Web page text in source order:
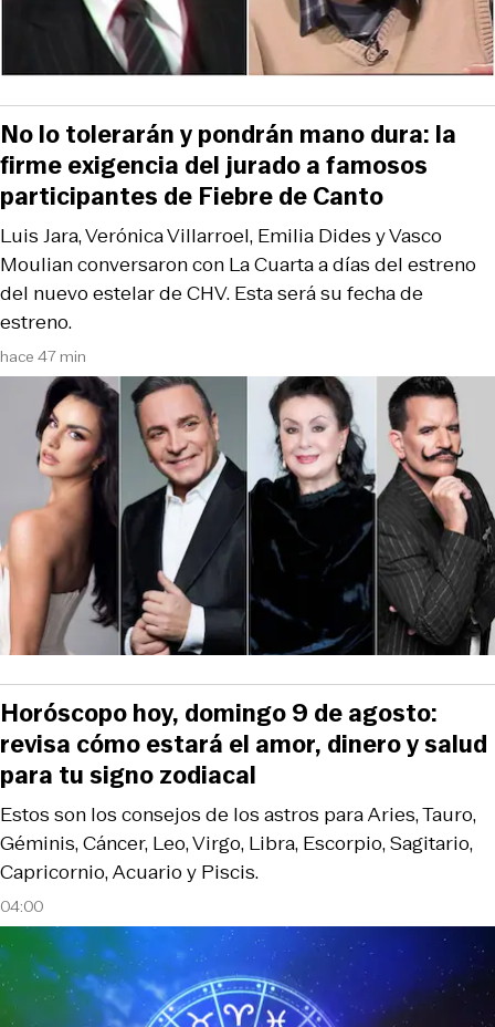
hace 47 min
Luis Jara, Verónica Villarroel, Emilia Dides y Vasco
Moulian conversaron con La Cuarta a días del estreno
del nuevo estelar de CHV. Esta será su fecha de
estreno.
No lo tolerarán y pondrán mano dura: la
firme exigencia del jurado a famosos
participantes de Fiebre de Canto
04:00
Estos son los consejos de los astros para Aries, Tauro,
Géminis, Cáncer, Leo, Virgo, Libra, Escorpio, Sagitario,
Capricornio, Acuario y Piscis.
Horóscopo hoy, domingo 9 de agosto:
revisa cómo estará el amor, dinero y salud
para tu signo zodiacal